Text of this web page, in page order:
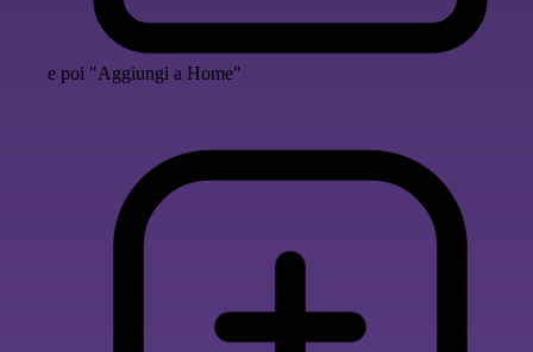
e poi "Aggiungi a Home"